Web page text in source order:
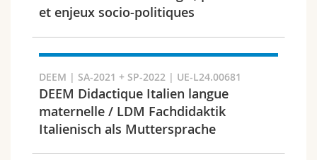
Langue
et enjeux socio-politiques
DEEM | SA-2021 + SP-2022 | UE-L24.00681
DEEM Didactique Italien langue
maternelle / LDM Fachdidaktik
Italienisch als Muttersprache